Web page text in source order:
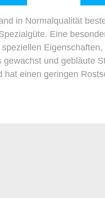
in Normalqualität
Eine
gewachst und gebläute
hat einen geringen